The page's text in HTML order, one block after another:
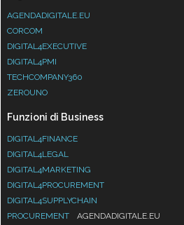
AGENDADIGITALE.EU
CORCOM
DIGITAL4EXECUTIVE
DIGITAL4PMI
TECHCOMPANY360
ZEROUNO
Funzioni di Business
DIGITAL4FINANCE
DIGITAL4LEGAL
DIGITAL4MARKETING
DIGITAL4PROCUREMENT
DIGITAL4SUPPLYCHAIN
PROCUREMENT
AGENDADIGITALE.EU